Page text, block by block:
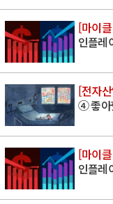
[마이
인플레
[전자
④ 좋아
[마이
인플레